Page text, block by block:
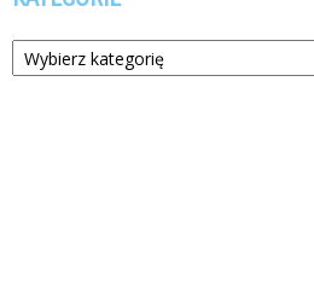
Kategorie